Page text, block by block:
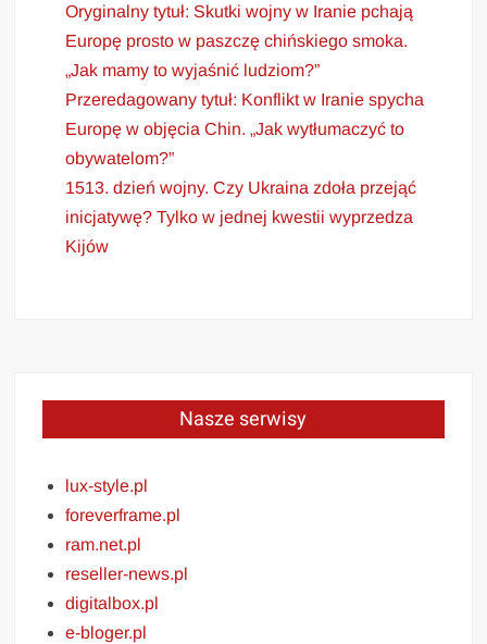
Oryginalny tytuł: Skutki wojny w Iranie pchają
Europę prosto w paszczę chińskiego smoka.
„Jak mamy to wyjaśnić ludziom?”
Przeredagowany tytuł: Konflikt w Iranie spycha
Europę w objęcia Chin. „Jak wytłumaczyć to
obywatelom?”
1513. dzień wojny. Czy Ukraina zdoła przejąć
inicjatywę? Tylko w jednej kwestii wyprzedza
Kijów
Nasze serwisy
lux-style.pl
foreverframe.pl
ram.net.pl
reseller-news.pl
digitalbox.pl
e-bloger.pl